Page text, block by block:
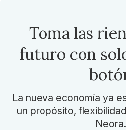
Toma las
futuro con
La nueva economía ya
un propósito,
Neora.